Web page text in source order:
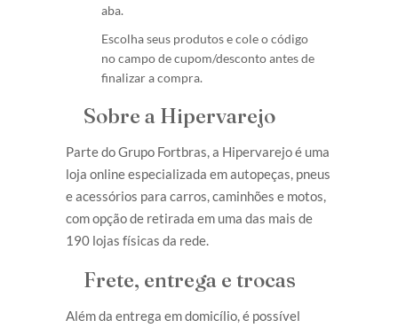
aba.
Escolha seus produtos e cole o código
no campo de cupom/desconto antes de
finalizar a compra.
Sobre a Hipervarejo
Parte do Grupo Fortbras, a Hipervarejo é uma
loja online especializada em autopeças, pneus
e acessórios para carros, caminhões e motos,
com opção de retirada em uma das mais de
190 lojas físicas da rede.
Frete, entrega e trocas
Além da entrega em domicílio, é possível